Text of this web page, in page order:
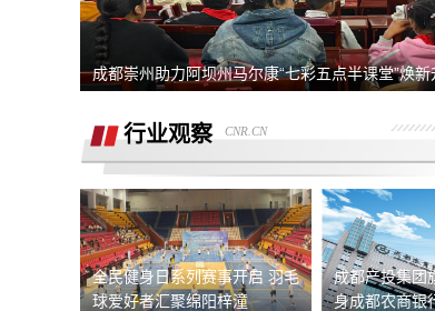
宜享花业务员打电话叫我查看低息贷款额
度，被强制下款
提车当天4S店临时涨价，涉嫌欺诈消费
者，本人要求退还定金。
在红旗智联APP上支付2000元定金，去
提车时车辆为问题车，厂家不退还定金。
在4S店交了订金现在让退定金不退
据我了解，我锁单车辆根本没有生产，只
需4s店跟厂家沟通即可取消订单。
现在诉求退款
成都崇州助力阿坝州马尔康“七彩五点半课堂”焕新
行业观察 CNR.CN
全民健身日系列赛事开启 羽毛
球爱好者汇聚绵阳梓潼
成都产投集团
身成都农商银